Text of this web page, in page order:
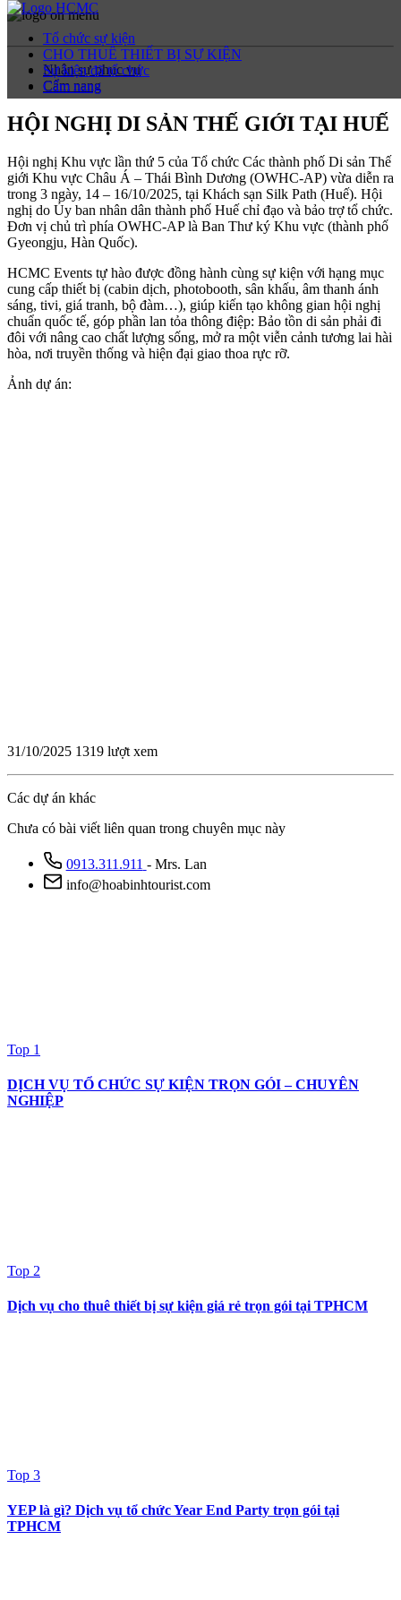
Nhân sự phục vụ
Cẩm nang
Tổ chức sự kiện
CHO THUÊ THIẾT BỊ SỰ KIỆN
Sự kiện đã tổ chức
Cẩm nang
HỘI NGHỊ DI SẢN THẾ GIỚI TẠI HUẾ
Hội nghị Khu vực lần thứ 5 của Tổ chức Các thành phố Di sản Thế
giới Khu vực Châu Á – Thái Bình Dương (OWHC-AP) vừa diễn ra
trong 3 ngày, 14 – 16/10/2025, tại Khách sạn Silk Path (Huế). Hội
nghị do Ủy ban nhân dân thành phố Huế chỉ đạo và bảo trợ tổ chức.
Đơn vị chủ trì phía OWHC-AP là Ban Thư ký Khu vực (thành phố
Gyeongju, Hàn Quốc).
HCMC Events tự hào được đồng hành cùng sự kiện với hạng mục
cung cấp thiết bị (cabin dịch, photobooth, sân khấu, âm thanh ánh
sáng, tivi, giá tranh, bộ đàm…), giúp kiến tạo không gian hội nghị
chuẩn quốc tế, góp phần lan tỏa thông điệp: Bảo tồn di sản phải đi
đôi với nâng cao chất lượng sống, mở ra một viễn cảnh tương lai hài
hòa, nơi truyền thống và hiện đại giao thoa rực rỡ.
Ảnh dự án:
31/10/2025 1319 lượt xem
Các dự án khác
Chưa có bài viết liên quan trong chuyên mục này
0913.311.911 - Mrs. Lan
info@hoabinhtourist.com
Top 1
DỊCH VỤ TỔ CHỨC SỰ KIỆN TRỌN GÓI – CHUYÊN
NGHIỆP
Top 2
Dịch vụ cho thuê thiết bị sự kiện giá rẻ trọn gói tại TPHCM
Top 3
YEP là gì? Dịch vụ tổ chức Year End Party trọn gói tại
TPHCM